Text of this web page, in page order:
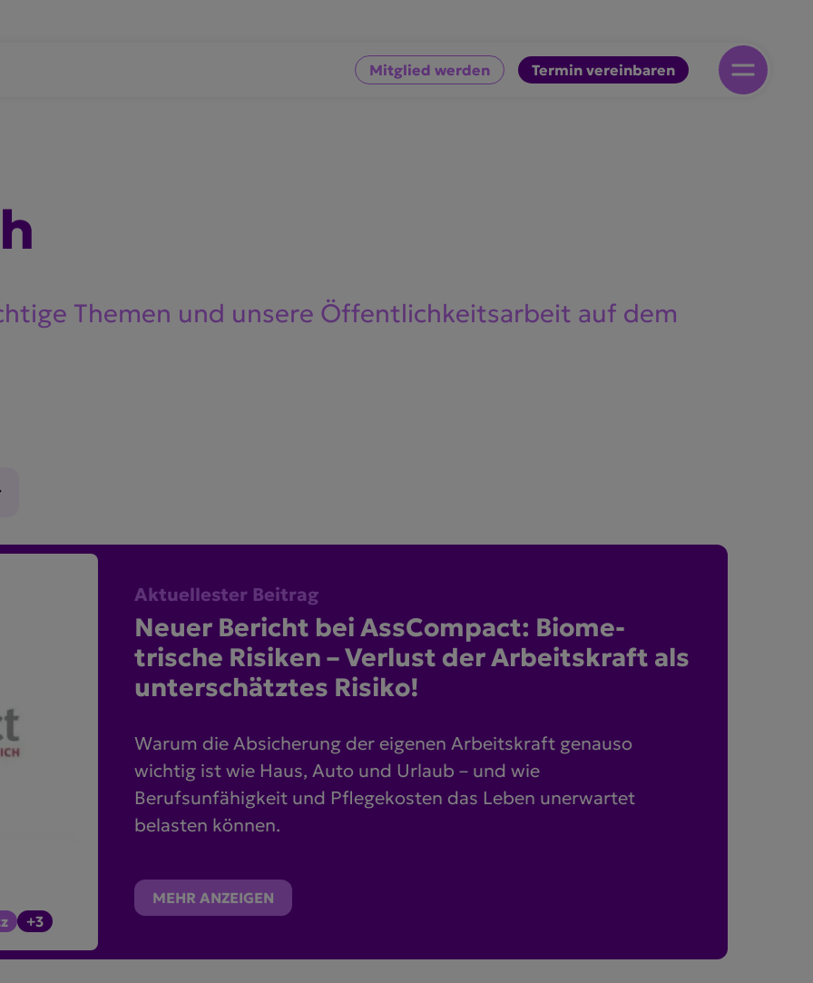
Mitglied werden Termin vereinbaren
Themen und unsere Öffent­lich­keits­arbeit auf dem
+3
Aktuellester Beitrag
Neuer Bericht bei AssCompact: Biome­
trische Risiken – Verlust der Arbeits­kraft als
unter­schätztes Risiko!
Warum die Absicherung der eigenen Arbeitskraft genauso
wichtig ist wie Haus, Auto und Urlaub – und wie
Berufsunfähigkeit und Pflegekosten das Leben unerwartet
belasten können.
MEHR ANZEIGEN